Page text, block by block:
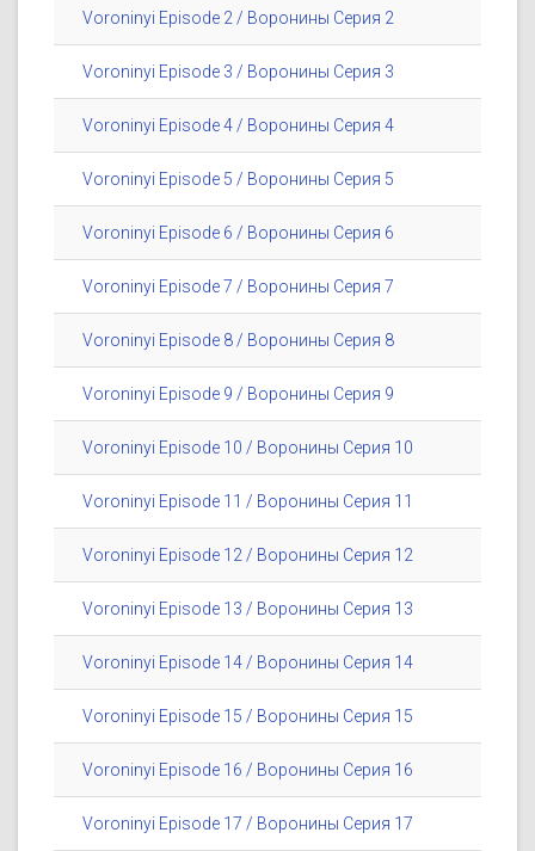
Voroninyi Episode 2 / Воронины Серия 2
Voroninyi Episode 3 / Воронины Серия 3
Voroninyi Episode 4 / Воронины Серия 4
Voroninyi Episode 5 / Воронины Серия 5
Voroninyi Episode 6 / Воронины Серия 6
Voroninyi Episode 7 / Воронины Серия 7
Voroninyi Episode 8 / Воронины Серия 8
Voroninyi Episode 9 / Воронины Серия 9
Voroninyi Episode 10 / Воронины Серия 10
Voroninyi Episode 11 / Воронины Серия 11
Voroninyi Episode 12 / Воронины Серия 12
Voroninyi Episode 13 / Воронины Серия 13
Voroninyi Episode 14 / Воронины Серия 14
Voroninyi Episode 15 / Воронины Серия 15
Voroninyi Episode 16 / Воронины Серия 16
Voroninyi Episode 17 / Воронины Серия 17